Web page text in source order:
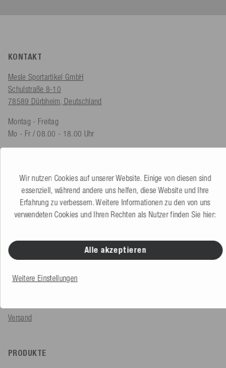
KONTAKT
Mesle Sportartikel GmbH
Schulstraße 8-10
78589 Dürbheim, Deutschland
Montag - Freitag
Mo - Fr / 08.00 - 18.00 Uhr
Produktberatung
+49 (0) 7424 60213 60
Kundenservice
+49 (0) 7424 60213 50
Zum Kontaktformular
SERVICE & INFOS
Bestellung
Versand
PRODUKTE
Wir nutzen Cookies auf unserer Website. Einige von diesen sind
essenziell, während andere uns helfen, diese Website und Ihre
Erfahrung zu verbessern. Weitere Informationen zu den von uns
verwendeten Cookies und Ihren Rechten als Nutzer finden Sie hier:
Alle akzeptieren
Weitere Einstellungen